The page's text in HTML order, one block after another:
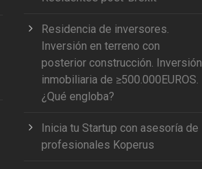
Residencia de inversores.
Inversión en terreno con
posterior construcción. Inversión
inmobiliaria de ≥500.000EUROS.
¿Qué engloba?
Inicia tu Startup con asesoría de
profesionales Koperus